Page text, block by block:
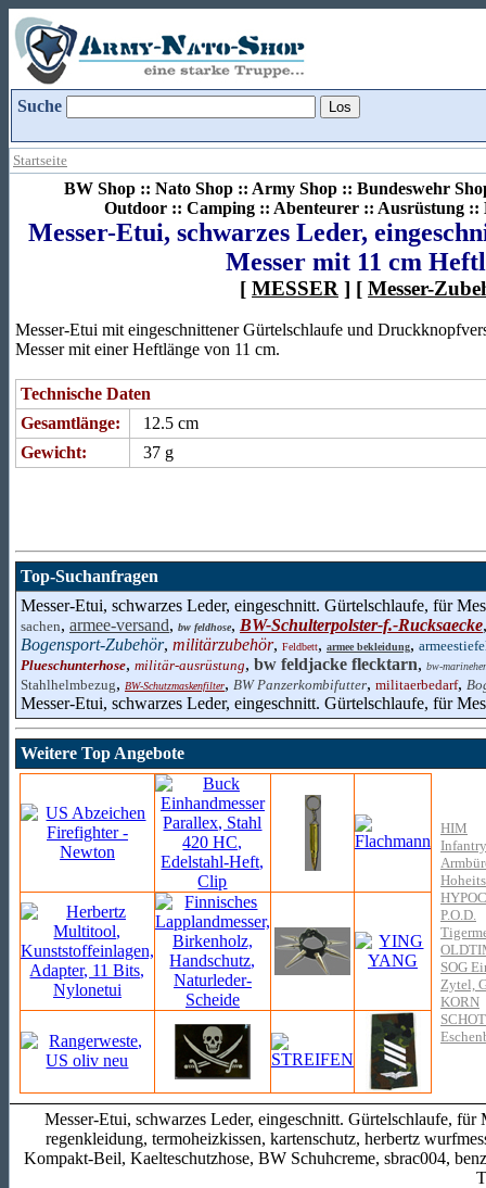
Suche
Startseite
BW Shop :: Nato Shop :: Army Shop :: Bundeswehr
Outdoor :: Camping :: Abenteurer :: Ausrüstung ::
Messer-Etui, schwarzes Leder,
Messer mit 11 cm
[ MESSER ] [ Messer-
Messer-Etui mit eingeschnittener Gürtelschlaufe und
Messer mit einer Heftlänge von 11 cm.
Technische Daten
Gesamtlänge:
12.5 cm
Gewicht:
37 g
Top-Suchanfragen
Messer-Etui, schwarzes Leder, eingeschnitt. Gürtelschlaufe, für
sachen, armee-versand, bw feldhose, BW-Schulterpolster-f.-Rucksaecke
Bogensport-Zubehör, militärzubehör, Feldbett, armee bekleidung,
Plueschunterhose, militär-ausrüstung, bw feldjacke flecktarn, bw-
Stahlhelmbezug, BW-Schutzmaskenfilter, BW Panzerkombifutter, militaerbedarf,
Messer-Etui, schwarzes Leder, eingeschnitt. Gürtelschlaufe, für
Weitere Top Angebote
HIM
P.O.D.
SOG
Zytel,
KORN
Messer-Etui, schwarzes Leder, eingeschnitt. Gürtelschlaufe,
regenkleidung, termoheizkissen, kartenschutz, herbertz
Kompakt-Beil, Kaelteschutzhose, BW Schuhcreme, sbrac004,